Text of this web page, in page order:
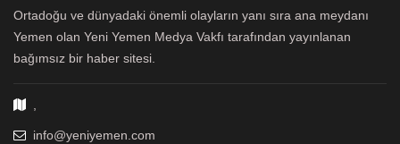
Ortadoğu ve dünyadaki önemli olayların yanı sıra ana meydanı
Yemen olan Yeni Yemen Medya Vakfı tarafından yayınlanan
bağımsız bir haber sitesi.
info@yeniyemen.com